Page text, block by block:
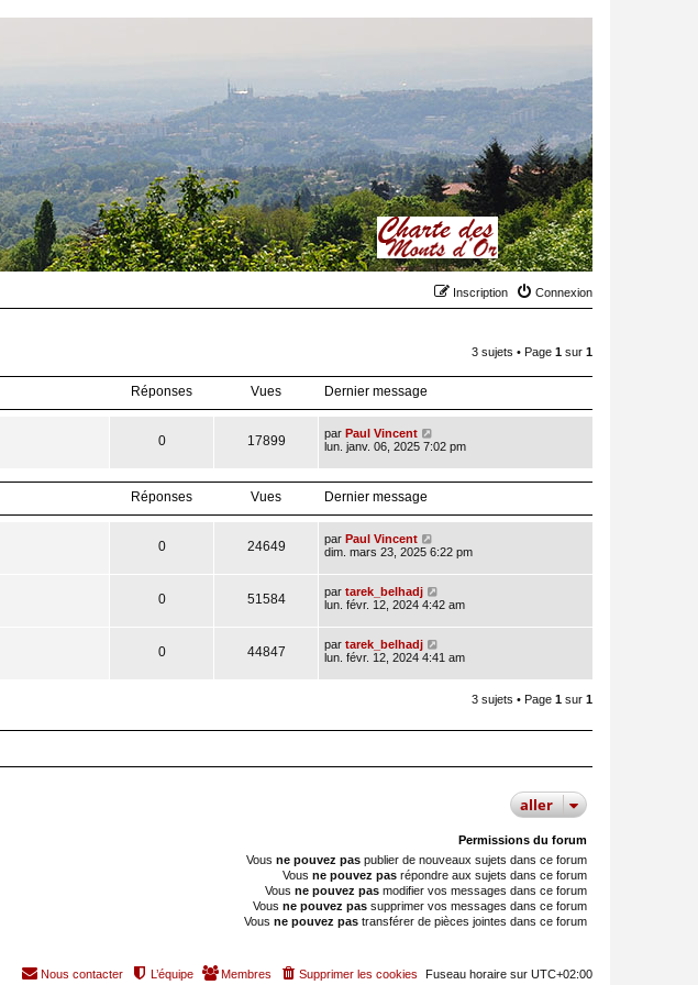
Connexion
Inscription
3 sujets • Page 1 sur 1
Réponses Vues Dernier message
0 17899 par Paul Vincent
lun. janv. 06, 2025 7:02 pm
Réponses Vues Dernier message
0 24649 par Paul Vincent
dim. mars 23, 2025 6:22 pm
0 51584 par tarek_belhadj
lun. févr. 12, 2024 4:42 am
0 44847 par tarek_belhadj
lun. févr. 12, 2024 4:41 am
3 sujets • Page 1 sur 1
aller
Permissions du forum
Vous ne pouvez pas publier de nouveaux sujets dans ce forum
Vous ne pouvez pas répondre aux sujets dans ce forum
Vous ne pouvez pas modifier vos messages dans ce forum
Vous ne pouvez pas supprimer vos messages dans ce forum
Vous ne pouvez pas transférer de pièces jointes dans ce forum
Fuseau horaire sur UTC+02:00
Supprimer les cookies
Membres
L’équipe
Nous contacter